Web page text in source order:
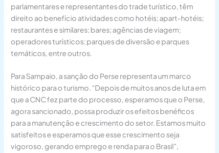
parlamentares e representantes do trade turístico, têm
direito ao benefício atividades como hotéis; apart-hotéis;
restaurantes e similares; bares; agências de viagem;
operadores turísticos; parques de diversão e parques
temáticos, entre outros.
Para Sampaio, a sanção do Perse representa um marco
histórico para o turismo. “Depois de muitos anos de luta em
que a CNC fez parte do processo, esperamos que o Perse,
agora sancionado, possa produzir os efeitos benéficos
para a manutenção e crescimento do setor. Estamos muito
satisfeitos e esperamos que esse crescimento seja
vigoroso, gerando emprego e renda para o Brasil”,